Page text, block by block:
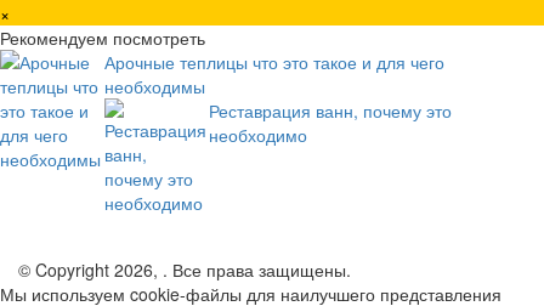
×
Рекомендуем посмотреть
Арочные теплицы что это такое и для чего
необходимы
Реставрация ванн, почему это
необходимо
© Copyright 2026, . Все права защищены.
Мы используем cookie-файлы для наилучшего представления